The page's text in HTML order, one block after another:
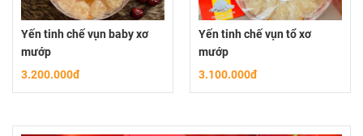
Yến tinh chế vụn baby xơ
mướp
3.200.000đ
Yến tinh chế vụn tổ xơ
mướp
3.100.000đ